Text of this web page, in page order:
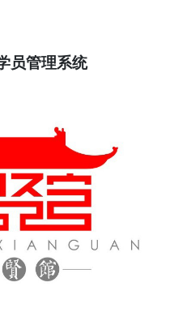
员管理系统